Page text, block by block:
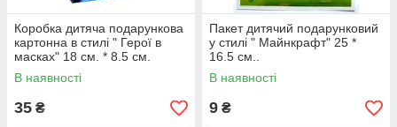
Коробка дитяча подарункова
картонна в стилі " Герої в
масках" 18 см. * 8.5 см.
В наявності
35 ₴
Пакет дитячий подарунковий
у стилі " Майнкрафт" 25 *
16.5 см..
В наявності
9 ₴